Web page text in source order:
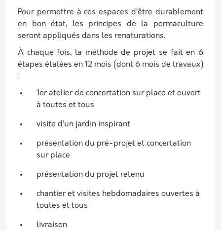
Pour permettre à ces espaces d’être durablement
en bon état, les principes de la permaculture
seront appliqués dans les renaturations.
À chaque fois, la méthode de projet se fait en 6
étapes étalées en 12 mois (dont 6 mois de travaux)
:
1er atelier de concertation sur place et ouvert
à toutes et tous
visite d’un jardin inspirant
présentation du pré-projet et concertation
sur place
présentation du projet retenu
chantier et visites hebdomadaires ouvertes à
toutes et tous
livraison